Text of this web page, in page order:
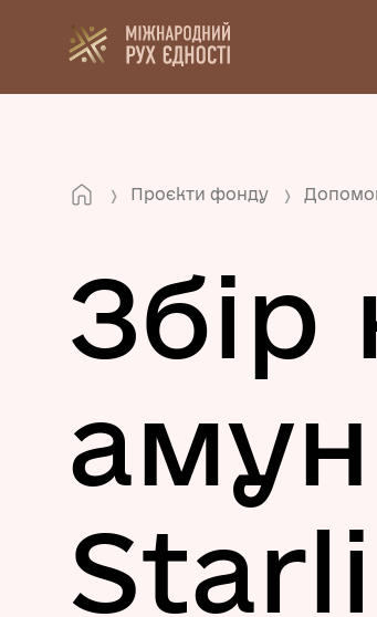
Проєкти фонду
Збір